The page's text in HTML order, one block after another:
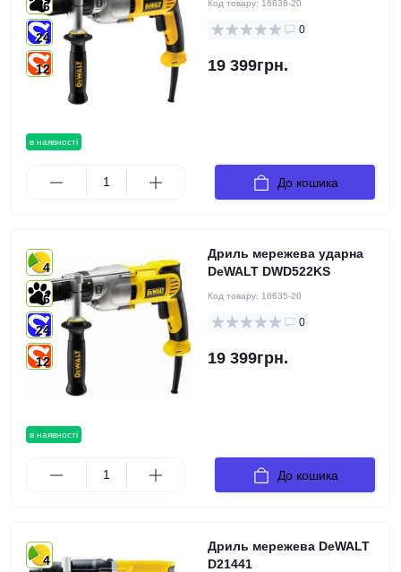
в наявності
6
24
12
Код товару: 16636-20
0
19 399грн.
До кошика
в наявності
4
6
24
12
Дриль мережева ударна
DeWALT DWD522KS
Код товару: 16635-20
0
19 399грн.
До кошика
4
Дриль мережева DeWALT
D21441